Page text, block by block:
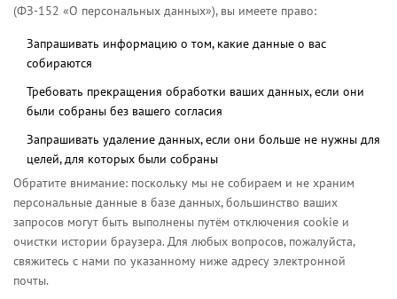
(ФЗ-152 «О персональных данных»), вы имеете право:
Запрашивать информацию о том, какие данные о вас
собираются
Требовать прекращения обработки ваших данных, если они
были собраны без вашего согласия
Запрашивать удаление данных, если они больше не нужны для
целей, для которых были собраны
Обратите внимание: поскольку мы не собираем и не храним
персональные данные в базе данных, большинство ваших
запросов могут быть выполнены путём отключения cookie и
очистки истории браузера. Для любых вопросов, пожалуйста,
свяжитесь с нами по указанному ниже адресу электронной
почты.